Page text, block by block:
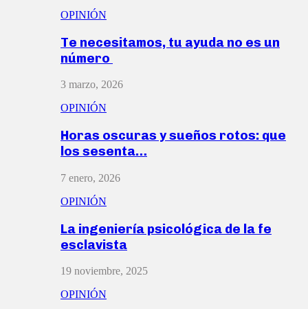
OPINIÓN
Te necesitamos, tu ayuda no es un
número
3 marzo, 2026
OPINIÓN
Horas oscuras y sueños rotos: que
los sesenta…
7 enero, 2026
OPINIÓN
La ingeniería psicológica de la fe
esclavista
19 noviembre, 2025
OPINIÓN